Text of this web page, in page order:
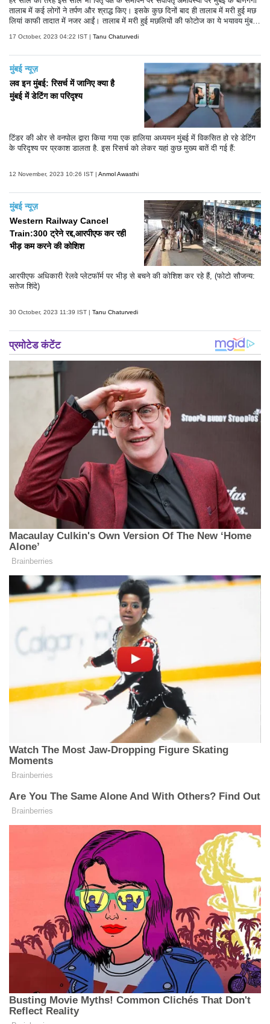
तालाब में कई लोगों ने तर्पण और श्राद्ध किए। इसके कुछ दिनों बाद ही तालाब में मरी हुई मछ
लियां काफी तादात में नजर आईं। तालाब में मरी हुई मछलियों की फोटोज का ये भयावय मुंबई
17 October, 2023 04:22 IST | Tanu Chaturvedi
मुंबई न्यूज़
लव इन मुंबई: रिसर्च में जानिए क्या है
मुंबई में डेटिंग का परिदृश्य
टिंडर की ओर से वनपोल द्वारा किया गया एक हालिया अध्ययन मुंबई में विकसित हो रहे डेटिंग
के परिदृश्य पर प्रकाश डालता है. इस रिसर्च को लेकर यहां कुछ मुख्य बातें दी गई हैं:
12 November, 2023 10:26 IST | Anmol Awasthi
मुंबई न्यूज़
Western Railway Cancel
Train:300 ट्रेने रद्द,आरपीएफ कर रही
भीड़ कम करने की कोशिश
आरपीएफ अधिकारी रेलवे प्लेटफॉर्म पर भीड़ से बचने की कोशिश कर रहे हैं, (फोटो सौजन्य:
सतेज शिंदे)
30 October, 2023 11:39 IST | Tanu Chaturvedi